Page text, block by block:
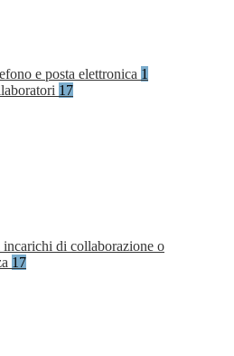
e posta elettronica 1
17
di collaborazione o
17